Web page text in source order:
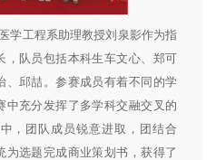
工程系助理教授刘泉影作为指
，队员包括本科生车文心、郑可
、邱喆。参赛成员有着不同的学
中充分发挥了多学科交融交叉的
，团队成员锐意进取，团结合
为选题完成商业策划书，获得了